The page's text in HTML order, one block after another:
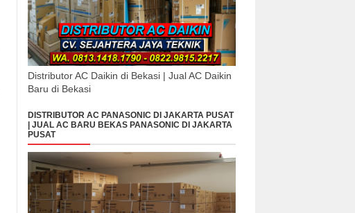
Distributor AC Daikin di Bekasi | Jual AC Daikin
Baru di Bekasi
DISTRIBUTOR AC PANASONIC DI JAKARTA PUSAT
| JUAL AC BARU BEKAS PANASONIC DI JAKARTA
PUSAT